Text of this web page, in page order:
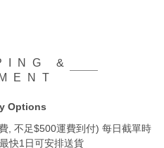
&
Options
, 不足$500運費到付) 每日截單時
快1日可安排送貨